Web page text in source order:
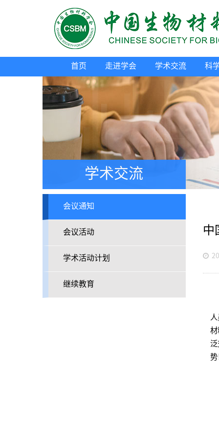
首页 走进学会 学术交流 科
学术交流
会议通知
会议活动
学术活动计划
继续教育
中
材
泛
势